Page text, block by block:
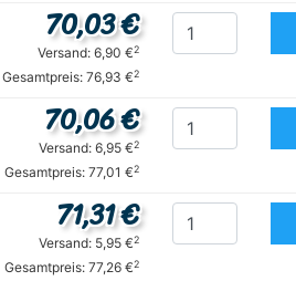
70,03 €
Versand: 6,90 €2
Gesamtpreis: 76,93 €2
70,06 €
Versand: 6,95 €2
Gesamtpreis: 77,01 €2
71,31 €
Versand: 5,95 €2
Gesamtpreis: 77,26 €2